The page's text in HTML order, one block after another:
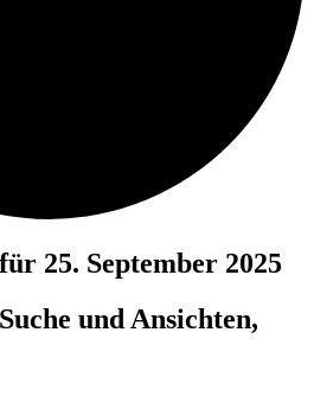
25. September 2025
und Ansichten,